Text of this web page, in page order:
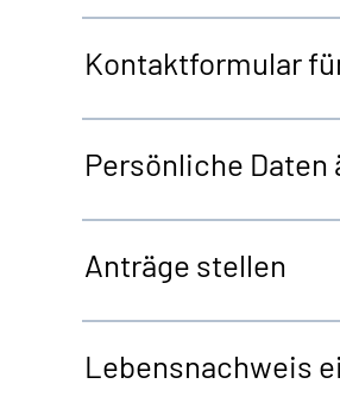
Kontaktformular
Persönliche Daten
Anträge stellen
Lebensnachweis